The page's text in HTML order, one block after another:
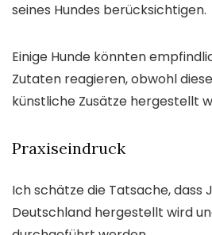
seines Hundes berücksichtigen.
Einige Hunde könnten
Zutaten reagieren, obwohl
künstliche Zusätze hergestellt
Praxiseindruck
Ich schätze die Tatsache, dass
Deutschland hergestellt wird